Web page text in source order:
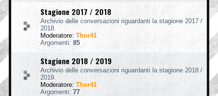
Stagione 2017 / 2018
Archivio delle conversazioni riguardanti la stagione 2017 /
2018.
Moderatore: Thor41
Argomenti: 85
Stagione 2018 / 2019
Archivio delle conversazioni riguardanti la stagione 2018 /
2019.
Moderatore: Thor41
Argomenti: 77